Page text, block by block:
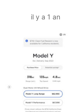
il y a 1 an